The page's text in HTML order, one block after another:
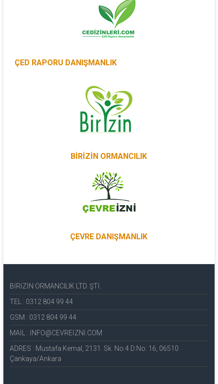
ÇED RAPORU DANIŞMANLIK
BİRİZİN ORMANCILIK
ÇEVRE DANIŞMANLIK
BİRİZİN ORMANCILIK LTD. ŞTİ.
TEL : 0312 804 99 44
GSM : 0312 804 99 44
MAİL : İNFO@CEVREİZNİ.COM
ADRES : Mustafa Kemal, 2131. Sk. No:4 D:No: 16, 06510
Çankaya/Ankara